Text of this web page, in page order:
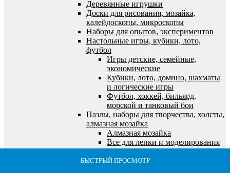
БЫСТРЫЙ ПРОСМОТР
БЫСТРЫЙ ПРОСМОТР
БЫСТРЫЙ ПРОСМОТР
БЫСТРЫЙ ПРОСМОТР
БЫСТРЫЙ ПРОСМОТР
Деревянные игрушки
Доски для рисования, мозайка,
калейдоскопы, микроскопы
Наборы для опытов, экспериментов
Настольные игры, кубики, лото,
футбол
Игры детские, семейные,
экономические
Кубики, лото, домино, шахматы
и логические игры
Футбол, хоккей, бильярд,
морской и танковый бои
Пазлы, наборы для творчества, холсты,
алмазная мозайка
Алмазная мозайка
Все для лепки и моделирования
Все для рисования и росписи
Выжигание по дереву